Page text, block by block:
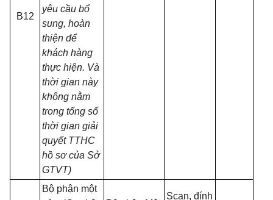
B12
yêu cầu bổ
sung, hoàn
thiện để
khách hàng
thực hiện. Và
thời gian này
không nằm
trong tổng số
thời gian giải
quyết TTHC
hồ sơ của Sở
GTVT)
Bộ phận một
Scan, đính